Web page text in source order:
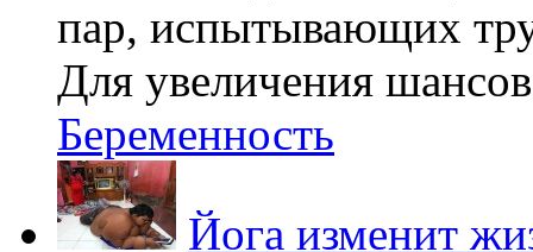
пар, испытывающих
Для увеличения
Беременность
Йога изменит